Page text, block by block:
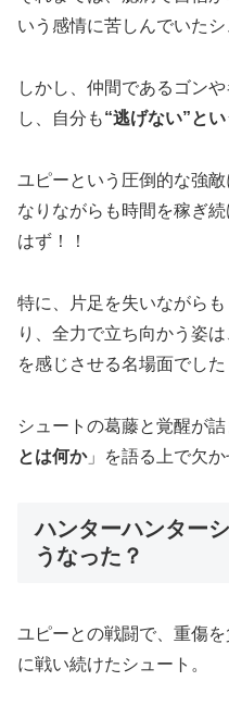
いう感情に苦しんでいたシ
しかし、仲間であるゴン
し、自分も“逃げない”と
ユピーという圧倒的な強
なりながらも時間を稼ぎ
はず！！
特に、片足を失いながら
り、全力で立ち向かう姿
を感じさせる名場面でした
シュートの葛藤と覚醒が
とは何か」を語る上で欠か
ハンターハンター
うなった？
ユピーとの戦闘で、重傷
に戦い続けたシュート。